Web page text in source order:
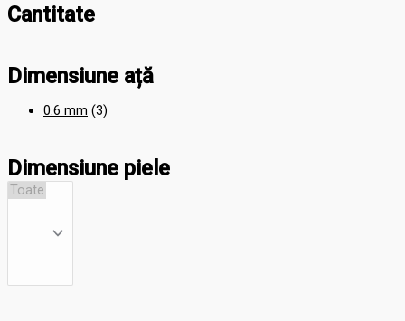
Cantitate
Dimensiune ață
0.6 mm (3)
Dimensiune piele